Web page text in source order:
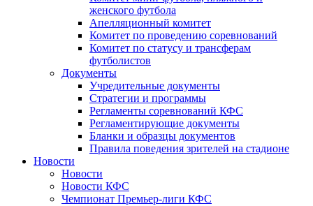
женского футбола
Апелляционный комитет
Комитет по проведению соревнований
Комитет по статусу и трансферам
футболистов
Документы
Учредительные документы
Стратегии и программы
Регламенты соревнований КФС
Регламентирующие документы
Бланки и образцы документов
Правила поведения зрителей на стадионе
Новости
Новости
Новости КФС
Чемпионат Премьер-лиги КФС